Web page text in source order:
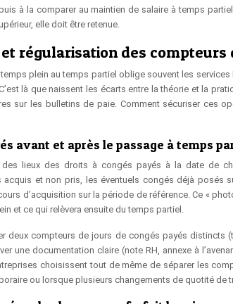
à la comparer au maintien de salaire à temps
elle doit être retenue.
régularisation des compteurs
plein au temps partiel oblige souvent les services
là que naissent les écarts entre la théorie et la
sur les bulletins de paie. Comment sécuriser ces
avant et après le passage à temps
lieux des droits à congés payés à la date de
et non pris, les éventuels congés déjà posés
d’acquisition sur la période de référence. Ce «
et ce qui relèvera ensuite du temps partiel.
deux compteurs de jours de congés payés
une documentation claire (note RH, annexe à
choisissent tout de même de séparer les
ou lorsque plusieurs changements de quotité de